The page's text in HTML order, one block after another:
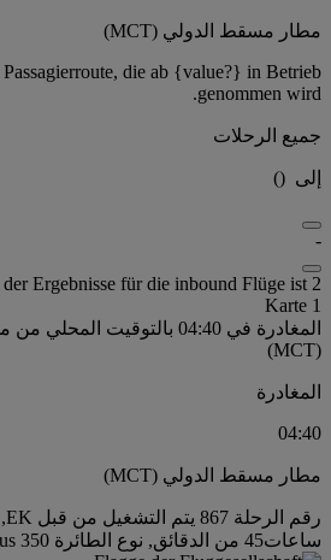
مطار مسقط الدولي (MCT)
die ab {value?} in Betrieb
genommen wird.
جميع الرحلات
إلى (
)
-
Ergebnisse für die inbound Flüge ist 2
Karte 1
المغادرة في 04:40 بالتوقيت
(MCT)
المغادرة
04:40
مطار مسقط الدولي (MCT)
ساعات45 من الدقائق, نوع الطائرة Airbus 350